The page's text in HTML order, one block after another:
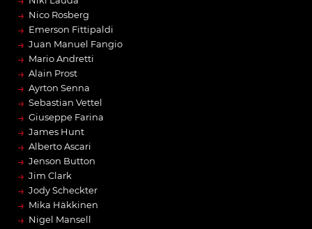
→ Nico Rosberg
→ Emerson Fittipaldi
→ Juan Manuel Fangio
→ Mario Andretti
→ Alain Prost
→ Ayrton Senna
→ Sebastian Vettel
→ Giuseppe Farina
→ James Hunt
→ Alberto Ascari
→ Jenson Button
→ Jim Clark
→ Jody Scheckter
→ Mika Häkkinen
→ Nigel Mansell